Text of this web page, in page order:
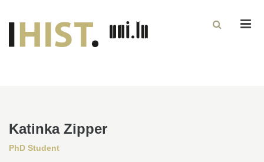
Katinka Zipper
PhD Student